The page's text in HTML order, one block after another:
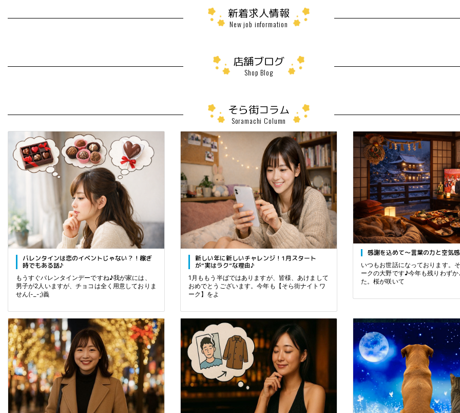
新着求人情報
New job information
店舗ブログ
Shop Blog
そら街コラム
Soramachi Column
バレンタインは恋のイベントじゃない？！稼ぎ
時でもある話♪
もうすぐバレンタインデーですね♪我が家には、
男子が2人いますが、チョコは全く用意しておりま
せん(-_-;)義
新しい年に新しいチャレンジ！1月スタート
が“実はラク”な理由♪
1月ももう半ばではありますが、皆様、あけまして
おめでとうございます。今年も【そら街ナイトワ
ーク】をよ
感謝を込めて～言葉の力と空気
いつもお世話になっております。
ークの大野です♪今年も残りわず
た。桜が咲いて